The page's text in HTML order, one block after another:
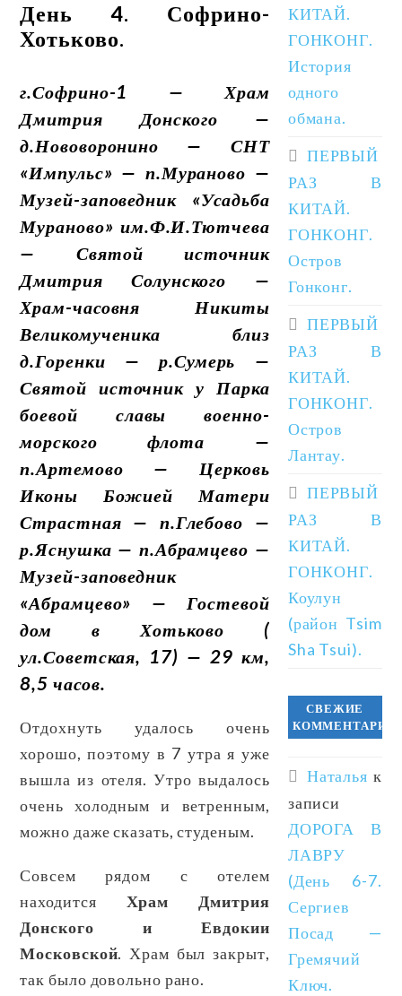
День 4. Софрино-
Хотьково.
г.Софрино-1 — Храм
Дмитрия Донского —
д.Нововоронино — СНТ
«Импульс» — п.Мураново —
Музей-заповедник «Усадьба
Мураново» им.Ф.И.Тютчева
— Святой источник
Дмитрия Солунского —
Храм-часовня Никиты
Великомученика близ
д.Горенки — р.Сумерь —
Святой источник у Парка
боевой славы военно-
морского флота —
п.Артемово — Церковь
Иконы Божией Матери
Страстная — п.Глебово —
р.Яснушка — п.Абрамцево —
Музей-заповедник
«Абрамцево» — Гостевой
дом в Хотьково (
ул.Советская, 17) — 29 км,
8,5 часов.
Отдохнуть удалось очень
хорошо, поэтому в 7 утра я уже
вышла из отеля. Утро выдалось
очень холодным и ветренным,
можно даже сказать, студеным.
Совсем рядом с отелем
находится Храм Дмитрия
Донского и Евдокии
Московской. Храм был закрыт,
так было довольно рано.
КИТАЙ.
ГОНКОНГ.
История
одного
обмана.
ПЕРВЫЙ
РАЗ В
КИТАЙ.
ГОНКОНГ.
Остров
Гонконг.
ПЕРВЫЙ
РАЗ В
КИТАЙ.
ГОНКОНГ.
Остров
Лантау.
ПЕРВЫЙ
РАЗ В
КИТАЙ.
ГОНКОНГ.
Коулун
(район Tsim
Sha Tsui).
СВЕЖИЕ
КОММЕНТАРИИ
Наталья к
записи
ДОРОГА В
ЛАВРУ
(День 6-7.
Сергиев
Посад —
Гремячий
Ключ.